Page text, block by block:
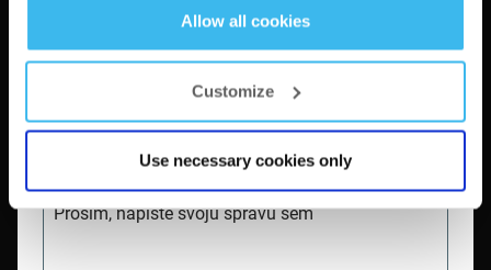
Allow all cookies
Customize
Use necessary cookies only
Webová stránka*
Prosím, napíšte svoju správu sem